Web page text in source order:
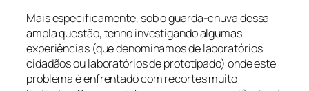
Mais especificamente, sob o guarda-chuva dessa
ampla questão, tenho investigando algumas
experiências (que denominamos de laboratórios
cidadãos ou laboratórios de prototipado) onde este
problema é enfrentado com recortes muito